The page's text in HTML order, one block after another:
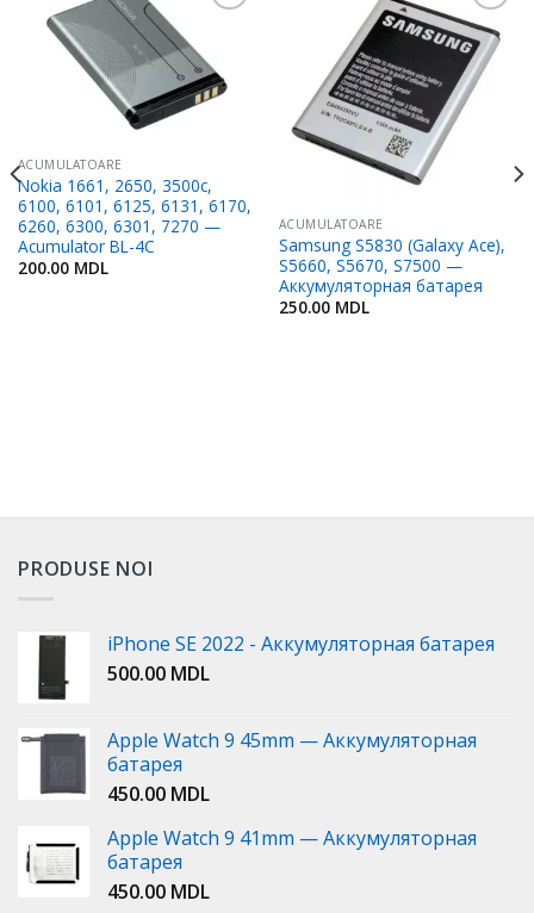
Favorite
ACUMULATOARE
Nokia 1661, 2650, 3500c,
6100, 6101, 6125, 6131, 6170,
6260, 6300, 6301, 7270 —
Acumulator BL-4C
200.00 MDL
Adaugă
în
Favorite
ACUMULATOARE
Samsung S5830 (Galaxy Ace),
S5660, S5670, S7500 —
Аккумуляторная батарея
250.00 MDL
PRODUSE NOI
iPhone SE 2022 - Аккумуляторная батарея
500.00 MDL
Apple Watch 9 45mm — Аккумуляторная
батарея
450.00 MDL
Apple Watch 9 41mm — Аккумуляторная
батарея
450.00 MDL